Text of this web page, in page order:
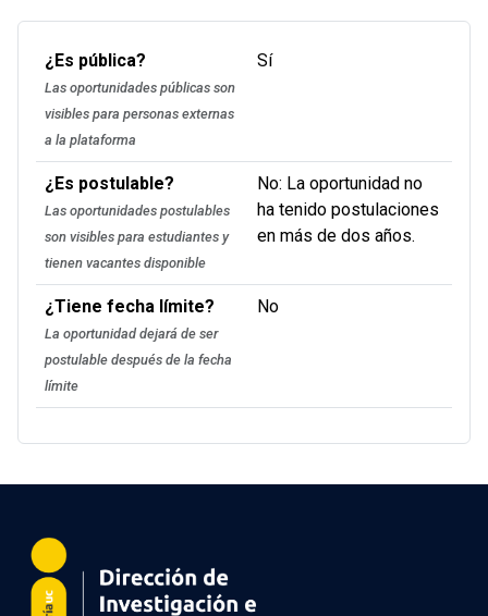
¿Es pública?
Las oportunidades públicas son
visibles para personas externas
a la plataforma
Sí
¿Es postulable?
Las oportunidades postulables
son visibles para estudiantes y
tienen vacantes disponible
No: La oportunidad no
ha tenido postulaciones
en más de dos años.
¿Tiene fecha límite?
La oportunidad dejará de ser
postulable después de la fecha
límite
No